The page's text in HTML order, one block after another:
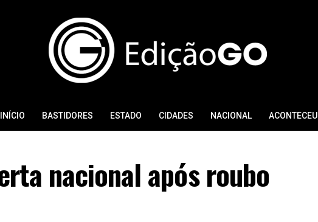
INÍCIO BASTIDORES ESTADO CIDADES NACIONAL ACONTECEU
nacional após roubo